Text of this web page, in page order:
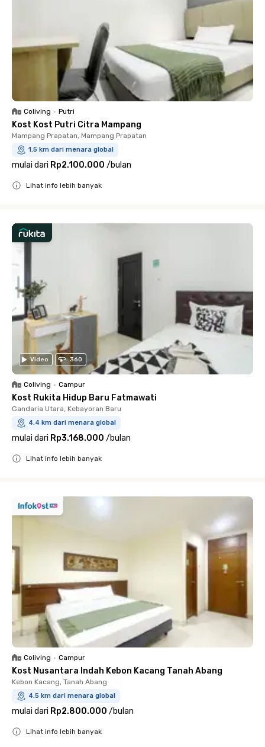
Coliving • Putri
Kost Kost Putri Citra Mampang
Mampang Prapatan, Mampang Prapatan
1.5 km dari menara global
mulai dari Rp2.100.000 /bulan
Lihat info lebih banyak
Video 360
Coliving • Campur
Kost Rukita Hidup Baru Fatmawati
Gandaria Utara, Kebayoran Baru
4.4 km dari menara global
mulai dari Rp3.168.000 /bulan
Lihat info lebih banyak
Coliving • Campur
Kost Nusantara Indah Kebon Kacang Tanah Abang
Kebon Kacang, Tanah Abang
4.5 km dari menara global
mulai dari Rp2.800.000 /bulan
Lihat info lebih banyak